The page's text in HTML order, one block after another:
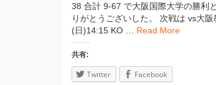
38 合計 9-67 で大阪国際大学の勝利
りがとうございした。 次戦は vs大
(日)14:15 KO … Read More
共有:
Twitter Facebook